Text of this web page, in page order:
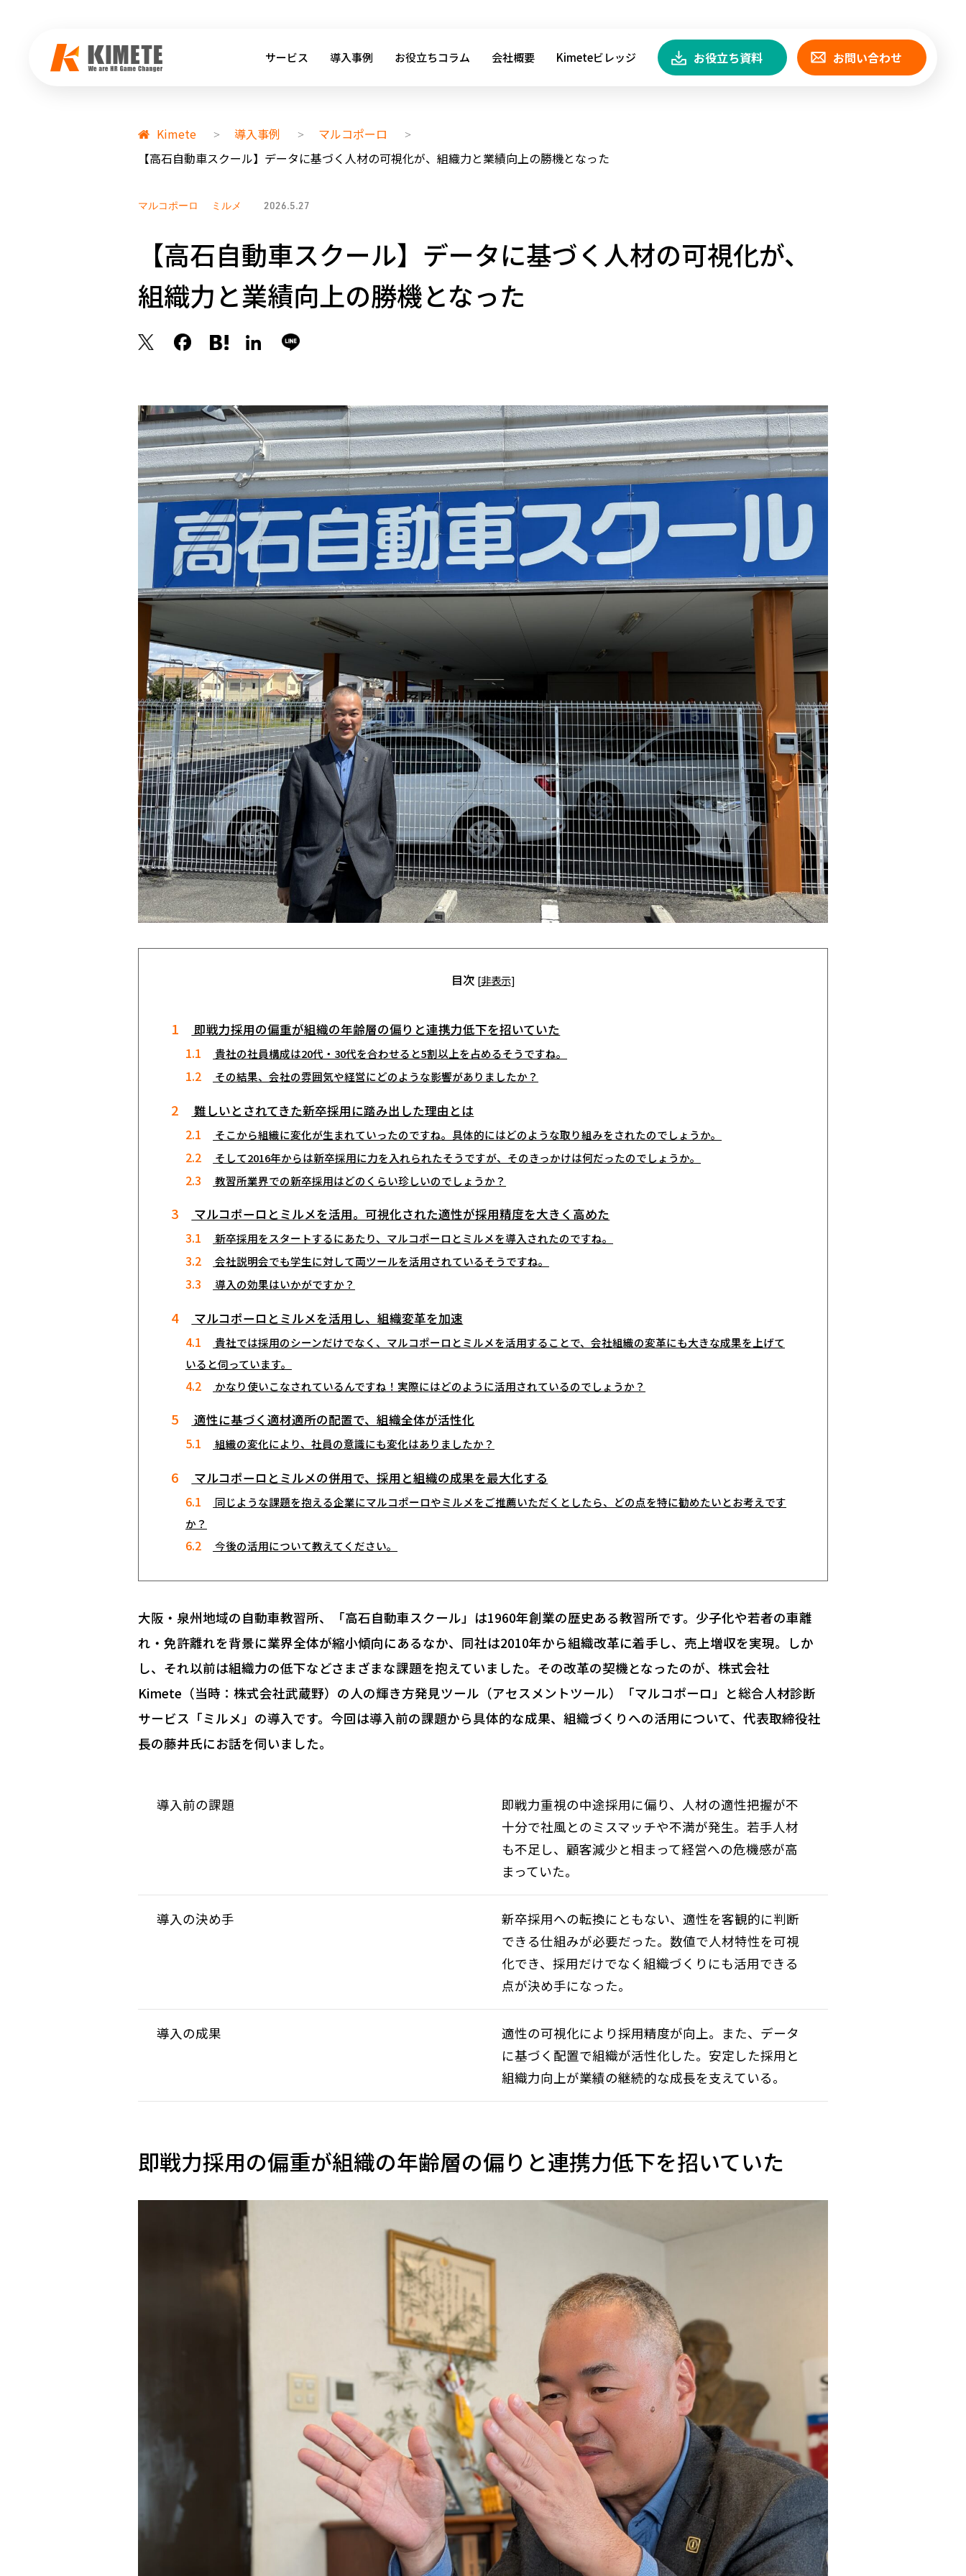
サービス 導入事例 お役立ちコラム 会社概要 Kimeteビレッジ お役立ち資料 お問い合わせ
Kimete > 導入事例 > マルコポーロ >
【高石自動車スクール】データに基づく人材の可視化が、組織力と業績向上の勝機となった
マルコポーロ ミルメ 2026.5.27
【高石自動車スクール】データに基づく人材の可視化が、
組織力と業績向上の勝機となった
目次 [非表示]
1
即戦力採用の偏重が組織の年齢層の偏りと連携力低下を招いていた
1.1
――貴社の社員構成は20代・30代を合わせると5割以上を占めるそうですね。
1.2 ――その結果、会社の雰囲気や経営にどのような影響がありましたか？
2
難しいとされてきた新卒採用に踏み出した理由とは
2.1
――そこから組織に変化が生まれていったのですね。具体的にはどのような取り組みをされたのでしょうか。
2.2 ――そして2016年からは新卒採用に力を入れられたそうですが、そのきっかけは何だったのでしょうか。
2.3 ――教習所業界での新卒採用はどのくらい珍しいのでしょうか？
3
マルコポーロとミルメを活用。可視化された適性が採用精度を大きく高めた
3.1
――新卒採用をスタートするにあたり、マルコポーロとミルメを導入されたのですね。
3.2 ――会社説明会でも学生に対して両ツールを活用されているそうですね。
3.3 ――導入の効果はいかがですか？
4
マルコポーロとミルメを活用し、組織変革を加速
4.1
――貴社では採用のシーンだけでなく、マルコポーロとミルメを活用することで、会社組織の変革にも大きな成果を上げて
いると伺っています。
4.2 ――かなり使いこなされているんですね！実際にはどのように活用されているのでしょうか？
5
適性に基づく適材適所の配置で、組織全体が活性化
5.1
――組織の変化により、社員の意識にも変化はありましたか？
6
マルコポーロとミルメの併用で、採用と組織の成果を最大化する
6.1
――同じような課題を抱える企業にマルコポーロやミルメをご推薦いただくとしたら、どの点を特に勧めたいとお考えです
か？
6.2 ――今後の活用について教えてください。
大阪・泉州地域の自動車教習所、「高石自動車スクール」は1960年創業の歴史ある教習所です。少子化や若者の車離
れ・免許離れを背景に業界全体が縮小傾向にあるなか、同社は2010年から組織改革に着手し、売上増収を実現。しか
し、それ以前は組織力の低下などさまざまな課題を抱えていました。その改革の契機となったのが、株式会社
Kimete（当時：株式会社武蔵野）の人の輝き方発見ツール（アセスメントツール）「マルコポーロ」と総合人材診断
サービス「ミルメ」の導入です。今回は導入前の課題から具体的な成果、組織づくりへの活用について、代表取締役社
長の藤井氏にお話を伺いました。
導入前の課題
即戦力重視の中途採用に偏り、人材の適性把握が不
十分で社風とのミスマッチや不満が発生。若手人材
も不足し、顧客減少と相まって経営への危機感が高
まっていた。
導入の決め手
新卒採用への転換にともない、適性を客観的に判断
できる仕組みが必要だった。数値で人材特性を可視
化でき、採用だけでなく組織づくりにも活用できる
点が決め手になった。
導入の成果
適性の可視化により採用精度が向上。また、データ
に基づく配置で組織が活性化した。安定した採用と
組織力向上が業績の継続的な成長を支えている。
即戦力採用の偏重が組織の年齢層の偏りと連携力低下を招いていた